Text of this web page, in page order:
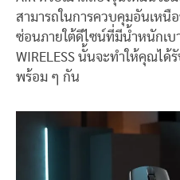
สามารถในการควบคุมอันเหนื
ซ่อนภายใต้ดีไซน์ที่มีน้ำหนักเบ
WIRELESS นั้นจะทำให้คุณได้
พร้อม ๆ กัน